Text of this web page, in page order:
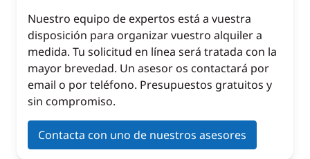
Nuestro equipo de expertos está a vuestra
disposición para organizar vuestro alquiler a
medida. Tu solicitud en línea será tratada con la
mayor brevedad. Un asesor os contactará por
email o por teléfono. Presupuestos gratuitos y
sin compromiso.
Contacta con uno de nuestros asesores